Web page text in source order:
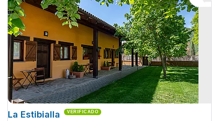
La Estibialla VERIFICADO